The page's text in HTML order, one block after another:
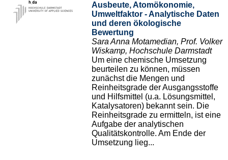
Ausbeute, Atomökonomie,
Umweltfaktor - Analytische Daten
und deren ökologische
Bewertung
Sara Anna Motamedian, Prof. Volker
Wiskamp, Hochschule Darmstadt
Um eine chemische Umsetzung
beurteilen zu können, müssen
zunächst die Mengen und
Reinheitsgrade der Ausgangsstoffe
und Hilfsmittel (u.a. Lösungsmittel,
Katalysatoren) bekannt sein. Die
Reinheitsgrade zu ermitteln, ist eine
Aufgabe der analytischen
Qualitätskontrolle. Am Ende der
Umsetzung lieg...